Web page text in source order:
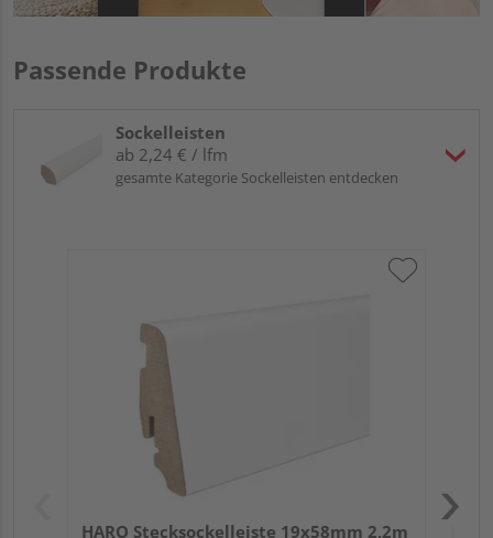
Passende Produkte
Sockelleisten
ab 2,24 € / lfm
gesamte Kategorie Sockelleisten entdecken
HARO Stecksockelleiste 19x58mm 2,2m